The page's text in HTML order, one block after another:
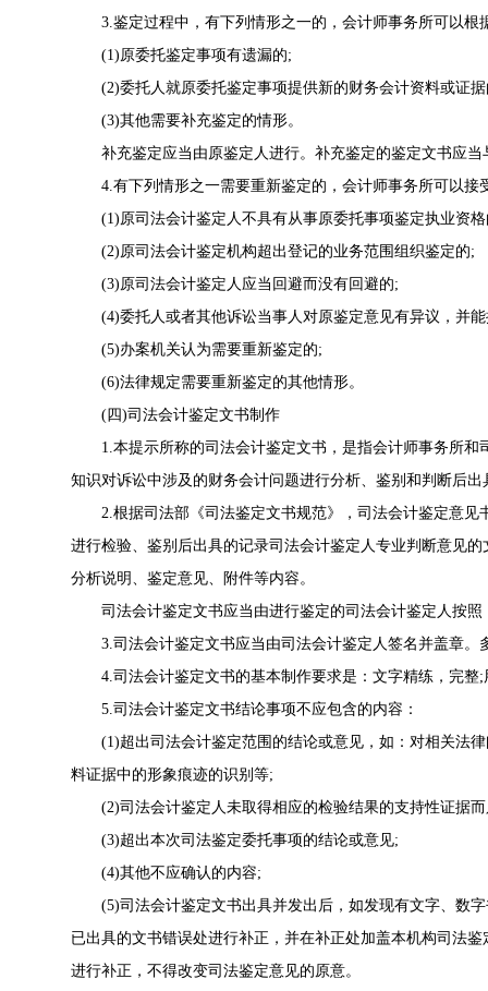
3.鉴定过程中，有下列情形之一的，会计师事务所可以根
(1)原委托鉴定事项有遗漏的;
(2)委托人就原委托鉴定事项提供新的财务会计资料或证据
(3)其他需要补充鉴定的情形。
补充鉴定应当由原鉴定人进行。补充鉴定的鉴定文书应当
4.有下列情形之一需要重新鉴定的，会计师事务所可以接
(1)原司法会计鉴定人不具有从事原委托事项鉴定执业资格
(2)原司法会计鉴定机构超出登记的业务范围组织鉴定的;
(3)原司法会计鉴定人应当回避而没有回避的;
(4)委托人或者其他诉讼当事人对原鉴定意见有异议，并能
(5)办案机关认为需要重新鉴定的;
(6)法律规定需要重新鉴定的其他情形。
(四)司法会计鉴定文书制作
1.本提示所称的司法会计鉴定文书，是指会计师事务所和
知识对诉讼中涉及的财务会计问题进行分析、鉴别和判断后
2.根据司法部《司法鉴定文书规范》，司法会计鉴定意见
进行检验、鉴别后出具的记录司法会计鉴定人专业判断意见
分析说明、鉴定意见、附件等内容。
司法会计鉴定文书应当由进行鉴定的司法会计鉴定人按照
3.司法会计鉴定文书应当由司法会计鉴定人签名并盖章。
4.司法会计鉴定文书的基本制作要求是：文字精练，完整;
5.司法会计鉴定文书结论事项不应包含的内容：
(1)超出司法会计鉴定范围的结论或意见，如：对相关法律
料证据中的形象痕迹的识别等;
(2)司法会计鉴定人未取得相应的检验结果的支持性证据而
(3)超出本次司法鉴定委托事项的结论或意见;
(4)其他不应确认的内容;
(5)司法会计鉴定文书出具并发出后，如发现有文字、数字
已出具的文书错误处进行补正，并在补正处加盖本机构司法
进行补正，不得改变司法鉴定意见的原意。